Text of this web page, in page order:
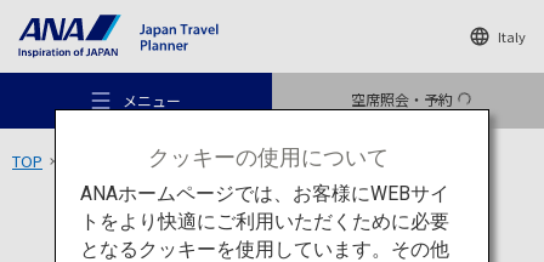
Italy
メニュー 空席照会・予約
TOP 維新ふるさと館
文化 鹿児島
クッキーの使用について
ANAホームページでは、お客様にWEBサイ
トをより快適にご利用いただくために必要
となるクッキーを使用しています。その他